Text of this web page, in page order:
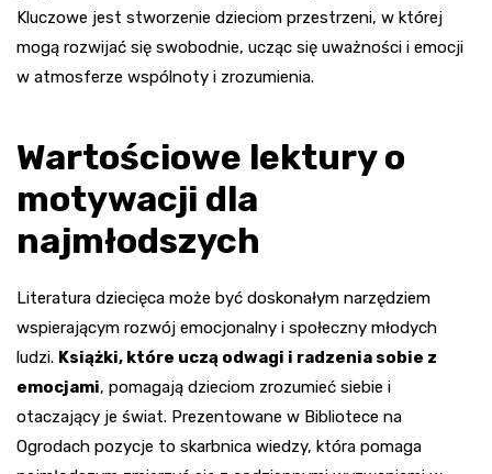
Kluczowe jest stworzenie dzieciom przestrzeni, w której
mogą rozwijać się swobodnie, ucząc się uważności i emocji
w atmosferze wspólnoty i zrozumienia.
Wartościowe lektury o
motywacji dla
najmłodszych
Literatura dziecięca może być doskonałym narzędziem
wspierającym rozwój emocjonalny i społeczny młodych
ludzi. Książki, które uczą odwagi i radzenia sobie z
emocjami, pomagają dzieciom zrozumieć siebie i
otaczający je świat. Prezentowane w Bibliotece na
Ogrodach pozycje to skarbnica wiedzy, która pomaga